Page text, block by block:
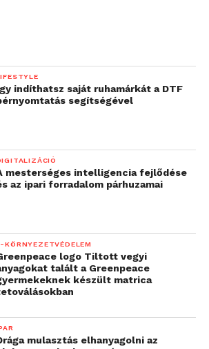
hogy
a körülöttünk
fizikai valóság
inkább
Béla, a Telekom
igazgatója.
5G-képes készülékek
kedvezmények éppúgy
tuningot támogató – körbe
fiatalok kibontakozásának teret
az új karrierurakat megnyitó
indíthatsz saját ruhamárkát a DTF
segítségével
mesterséges intelligencia fejlődése
az ipari forradalom párhuzamai
KÖRNYEZETVÉDELEM
logo Tiltott vegyi
talált a Greenpeace
készült matrica
mulasztás elhanyagolni az